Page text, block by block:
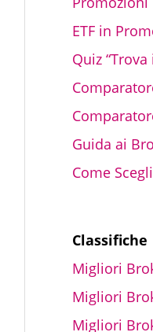
ETF in
Quiz
Guida ai
Come
Classifiche
Migliori
Migliori
Migliori